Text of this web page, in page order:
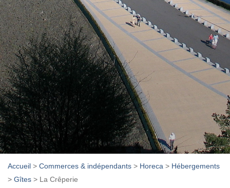
Accueil > Commerces & indépendants > Horeca > Hébergements
> Gîtes > La Crêperie